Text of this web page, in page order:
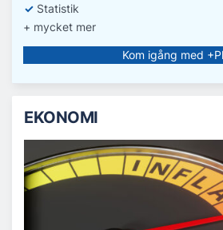
✓ Statistik
+ mycket mer
Kom igång med
EKONOMI